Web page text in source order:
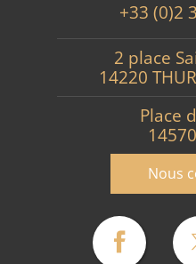
+33 (0)2
2 place
14220
Place
Nous